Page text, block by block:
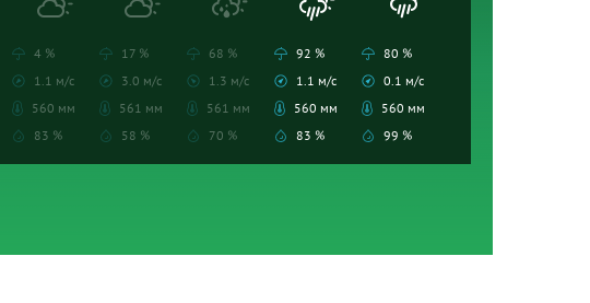
4 %
1.1 м/с
560 мм
83 %
17 %
3.0 м/с
561 мм
58 %
68 %
1.3 м/с
561 мм
70 %
92 %
1.1 м/с
560 мм
83 %
80 %
0.1 м/с
560 мм
99 %